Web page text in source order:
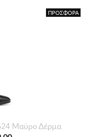
ΠΡΟΣΦΟΡΑ
Μαύρο Δέρμα